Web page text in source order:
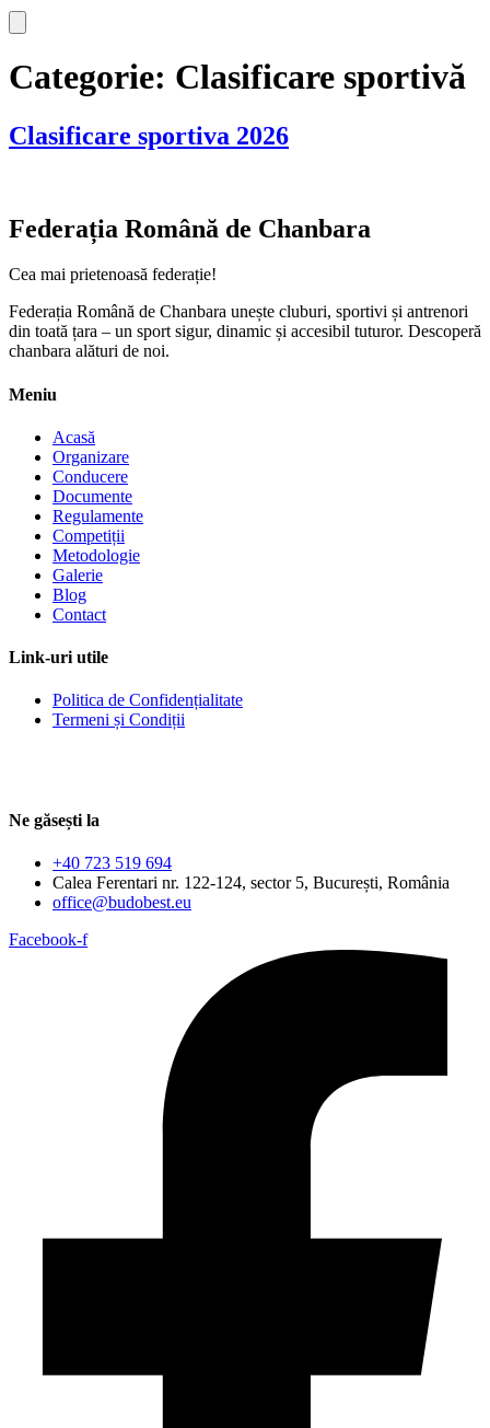
Categorie: Clasificare sportivă
Clasificare sportiva 2026
Federația Română de Chanbara
Cea mai prietenoasă federație!
Federația Română de Chanbara unește cluburi, sportivi și antrenori
din toată țara – un sport sigur, dinamic și accesibil tuturor. Descoperă
chanbara alături de noi.
Meniu
Acasă
Organizare
Conducere
Documente
Regulamente
Competiții
Metodologie
Galerie
Blog
Contact
Link-uri utile
Politica de Confidențialitate
Termeni și Condiții
Ne găsești la
+40 723 519 694
Calea Ferentari nr. 122-124, sector 5, București, România
office@budobest.eu
Facebook-f